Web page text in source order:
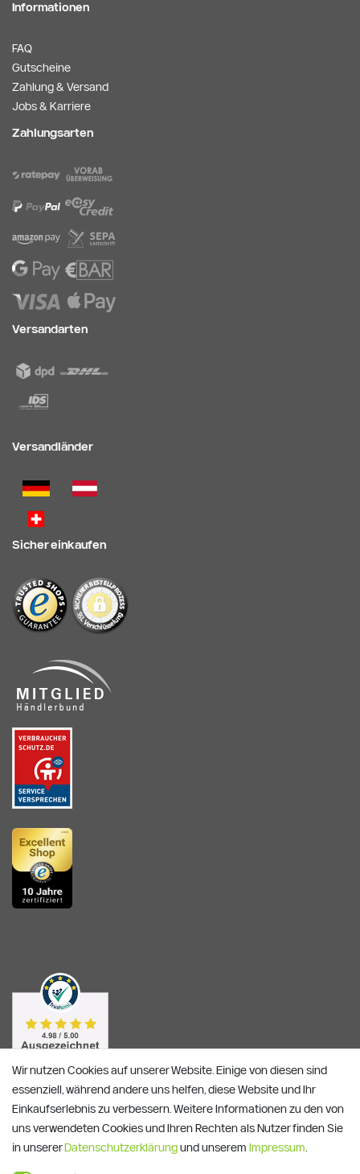
Informationen
FAQ
Gutscheine
Zahlung & Versand
Jobs & Karriere
Zahlungsarten
Versandarten
Versandländer
Sicher einkaufen
Wir nutzen Cookies auf unserer Website. Einige von diesen sind
essenziell, während andere uns helfen, diese Website und Ihr
Einkaufserlebnis zu verbessern. Weitere Informationen zu den von
uns verwendeten Cookies und Ihren Rechten als Nutzer finden Sie
in unsererDaten­schutz­erklärungund unserem Impressum